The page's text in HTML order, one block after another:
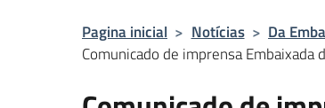
Pagina inicial > Notícias > Da
Comunicado de imprensa Embaixada